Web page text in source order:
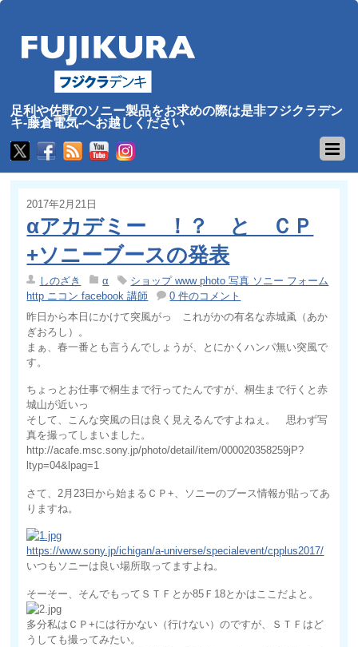
足利や佐野のソニー製品をお求めの際は是非フジクラデン
キ-藤倉電気-へお越しください
2017年2月21日
αアカデミー ！？ と ＣＰ
+ソニーブースの発表
しのざき α
ショップ www photo 写真 ソニー フォーム
http ニコン facebook 講師
0 件のコメント
昨日から本日にかけて突風がっ これがかの有名な赤城颪（あか
ぎおろし）。
まぁ、春一番とも言うんでしょうが、とにかくハンパ無い突風で
す。
ちょっとお仕事で桐生まで行ってたんですが、桐生まで行くと赤
城山が近いっ
そして、こんな突風の日は良く見えるんですよねぇ。 思わず写
真を撮ってしまいました。
http://acafe.msc.sony.jp/photo/detail/item/000020358259jP?
ltyp=04&lpag=1
さて、2月23日から始まるＣＰ+、ソニーのブース情報が貼ってあ
りますね。
https://www.sony.jp/ichigan/a-universe/specialevent/cpplus2017/
いつもソニーは良い場所取ってますよね。
そーそー、そんでもってＳＴＦとか85Ｆ18とかはここだよと。
多分私はＣＰ+には行かない（行けない）のですが、ＳＴＦはど
うしても撮ってみたい。